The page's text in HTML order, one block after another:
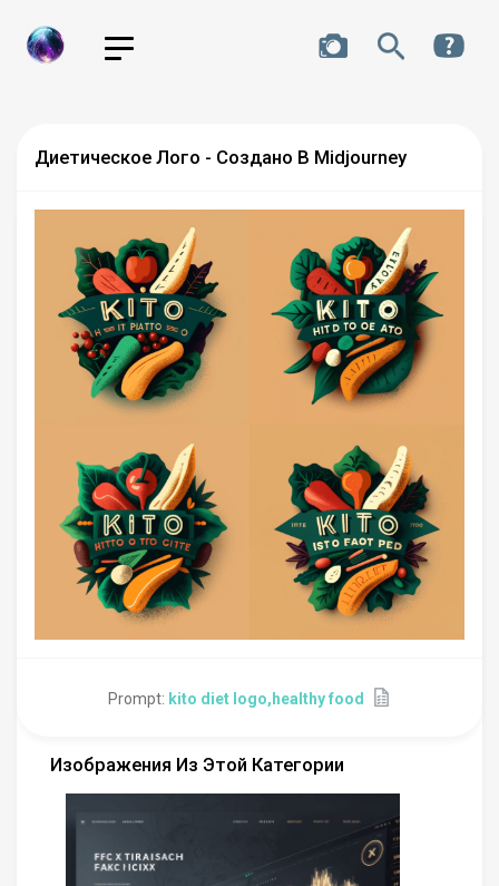
Диетическое Лого - Создано В Midjourney
Prompt: kito diet logo,healthy food
Изображения Из Этой Категории